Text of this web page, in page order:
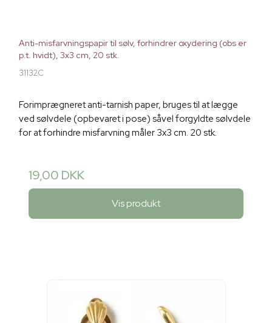
Anti-misfarvningspapir til sølv, forhindrer oxydering (obs er
p.t. hvidt), 3x3 cm, 20 stk.
31132C
Forimprægneret anti-tarnish paper, bruges til at lægge
ved sølvdele (opbevaret i pose) såvel forgyldte sølvdele
for at forhindre misfarvning måler 3x3 cm. 20 stk.
19,00 DKK
Vis produkt